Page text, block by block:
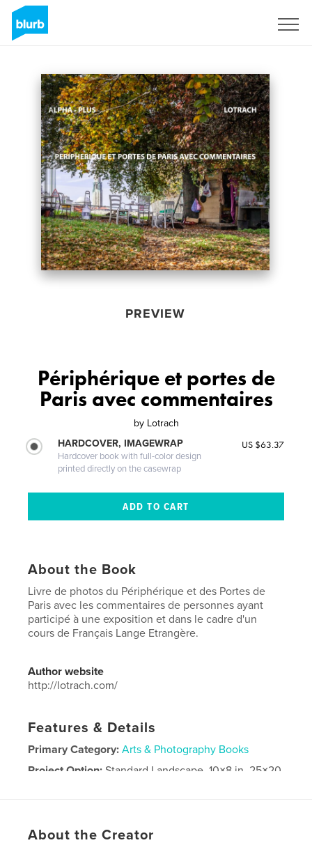
PREVIEW
Périphérique et portes de
Paris avec commentaires
by Lotrach
HARDCOVER, IMAGEWRAP
Hardcover book with full-color design
printed directly on the casewrap
US $63.37
About the Book
Livre de photos du Périphérique et des Portes de
Paris avec les commentaires de personnes ayant
participé à une exposition et dans le cadre d'un
cours de Français Lange Etrangère.
Author website
http://lotrach.com/
Features & Details
Primary Category: Arts & Photography Books
Project Option: Standard Landscape, 10×8 in, 25×20
LanguageFrench
About the Creator